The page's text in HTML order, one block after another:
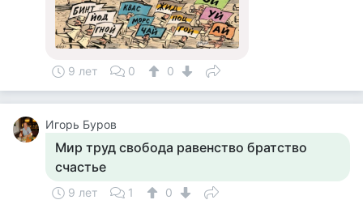
9 лет 0 0
Игорь Буров
Мир труд свобода равенство братство
счастье
9 лет 1
0